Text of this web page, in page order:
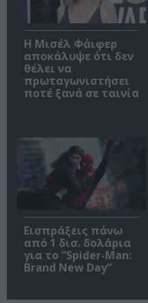
Η Μισέλ Φάιφερ
αποκάλυψε ότι δεν
θέλει να
πρωταγωνιστήσει
ποτέ ξανά σε ταινία
Εισπράξεις πάνω
από 1 δισ. δολάρια
για το “Spider-Man:
Brand New Day”